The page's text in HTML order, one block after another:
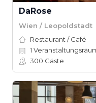
DaRose
Wien / Leopoldstadt
Restaurant / Café
1
300 Gäste